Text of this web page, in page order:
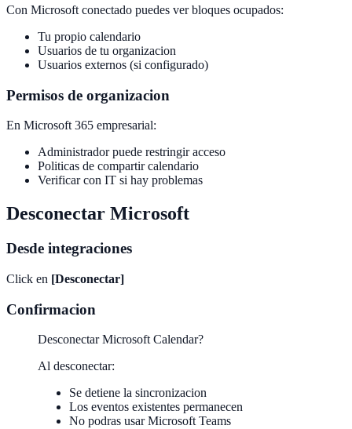
Con Microsoft conectado puedes ver bloques ocupados:
Tu propio calendario
Usuarios de tu organizacion
Usuarios externos (si configurado)
Permisos de organizacion
En Microsoft 365 empresarial:
Administrador puede restringir acceso
Politicas de compartir calendario
Verificar con IT si hay problemas
Desconectar Microsoft
Desde integraciones
Click en [Desconectar]
Confirmacion
Desconectar Microsoft Calendar?
Al desconectar:
Se detiene la sincronizacion
Los eventos existentes permanecen
No podras usar Microsoft Teams